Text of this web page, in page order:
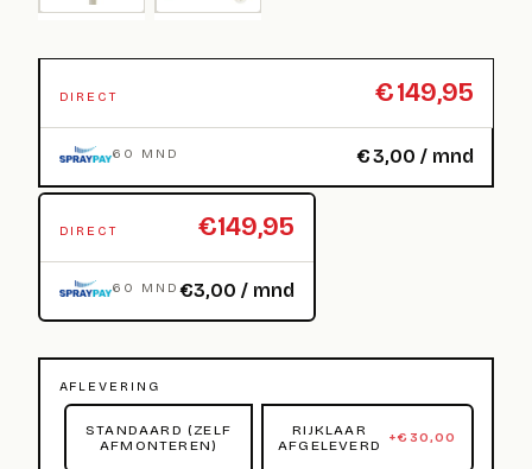
DIRECT €149,95
60 MND €3,00 / mnd
DIRECT €149,95
60 MND€3,00 / mnd
AFLEVERING
STANDAARD (ZELF
AFMONTEREN)
RIJKLAAR
AFGELEVERD
+€ 30,00